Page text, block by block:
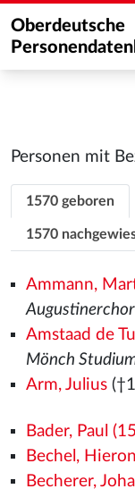
Oberdeutsche
Personen mit
1570 geboren
1570
Ammann,
Amstaad de
Mönch
Arm, Julius
Bader, Paul
Bechel,
Becherer,